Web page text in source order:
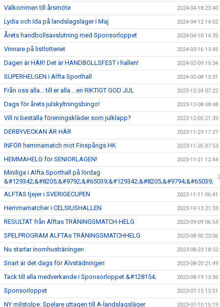
Välkommen till årsmöte 2024-04-18 23:40
Lydia och Ida på landslagsläger i Maj 2024-04-12 14:02
Årets handbollsavslutning med Sponsorloppet 2024-04-10 14:35
Vinnare på listlotteriet 2024-03-16 13:45
Dagen är HÄR! Det är HANDBOLLSFEST i hallen! 2024-02-09 10:34
SUPERHELGEN i Alfta Sporthall 2024-02-08 13:31
Från oss alla... till er alla... en RIKTIGT GOD JUL 2023-12-24 07:22
Dags för årets julskyltningsbingo! 2023-12-08 08:48
Vill ni beställa föreningskläder som julklapp? 2023-12-05 21:39
DERBYVECKAN ÄR HÄR 2023-11-29 17:27
INFÖR hemmamatch mot Finspångs HK 2023-11-26 07:53
HEMMAHELG för SENIORLAGEN! 2023-11-21 12:44
Miniliga i Alfta Sporthall på lördag
&#129342;&#8205;&#9792;&#65039;&#129342;&#8205;&#9794;&#65039;
ALFTAS tjejer i SVERIGECUPEN 2023-11-11 06:41
Hemmamatcher i CELSIUSHALLEN 2023-10-13 21:33
RESULTAT från Alftas TRÄNINGSMATCH-HELG 2023-09-09 06:54
SPELPROGRAM ALFTAs TRÄNINGSMATCHHELG 2023-08-30 23:06
Nu startar inomhusträningen 2023-08-23 18:52
Snart är det dags för Älvstädningen 2023-08-20 21:49
Tack till alla medverkande i Sponsorloppet &#128154; 2023-08-19 13:56
Sponsorloppet 2023-07-15 13:51
NY milstolpe: Spelare uttagen till A-landslagsläger 2023-07-10 15:19